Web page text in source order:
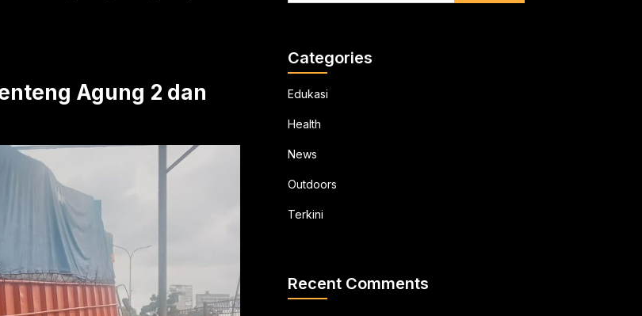
Agung 2 dan
Categories
Edukasi
Health
News
Outdoors
Terkini
Recent Comments